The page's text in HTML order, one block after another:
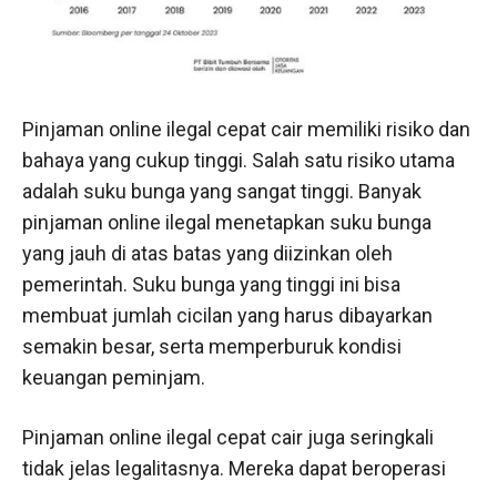
Pinjaman online ilegal cepat cair memiliki risiko dan
bahaya yang cukup tinggi. Salah satu risiko utama
adalah suku bunga yang sangat tinggi. Banyak
pinjaman online ilegal menetapkan suku bunga
yang jauh di atas batas yang diizinkan oleh
pemerintah. Suku bunga yang tinggi ini bisa
membuat jumlah cicilan yang harus dibayarkan
semakin besar, serta memperburuk kondisi
keuangan peminjam.
Pinjaman online ilegal cepat cair juga seringkali
tidak jelas legalitasnya. Mereka dapat beroperasi